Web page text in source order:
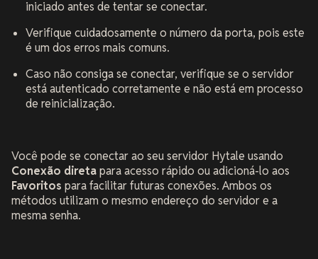
iniciado antes de tentar se conectar.
Verifique cuidadosamente o número da porta, pois este
é um dos erros mais comuns.
Caso não consiga se conectar, verifique se o servidor
está autenticado corretamente e não está em processo
de reinicialização.
Você pode se conectar ao seu servidor Hytale usando
Conexão diretapara acesso rápido ou adicioná-lo aos
Favoritos para facilitar futuras conexões. Ambos os
métodos utilizam o mesmo endereço do servidor e a
mesma senha.